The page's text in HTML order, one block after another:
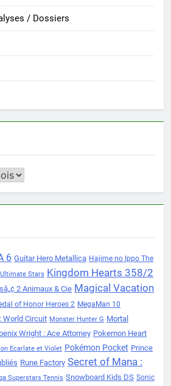
/ Dossiers
6 Guitar Hero Metallica Hajime no Ippo The
Stars Kingdom Hearts 358/2
2 Animaux & Cie Magical Vacation
of Honor Heroes 2 MegaMan 10
World Circuit Monster Hunter G Mortal
Wright : Ace Attorney Pokemon Heart
Ecarlate et Violet Pokémon Pocket Prince
Rune Factory Secret of Mana :
Superstars Tennis Snowboard Kids DS Sonic